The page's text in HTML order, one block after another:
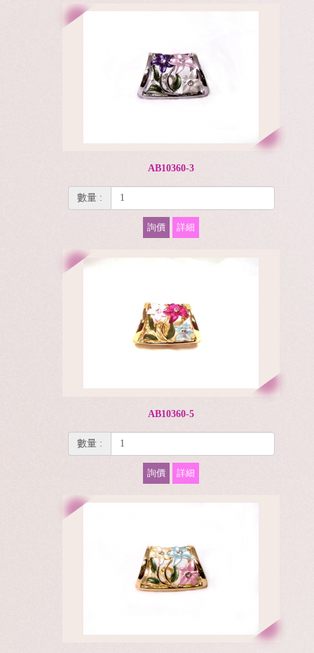
AB10360-3
數量 :
詢價 詳細
AB10360-5
數量 :
詢價 詳細